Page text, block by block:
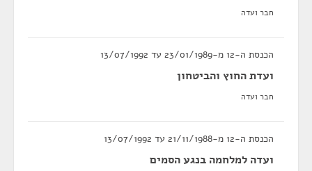
חבר ועדה
הכנסת ה-12 מ-23/01/1989 עד 13/07/1992
ועדת החוץ והביטחון
חבר ועדה
הכנסת ה-12 מ-21/11/1988 עד 13/07/1992
ועדה למלחמה בנגע הסמים